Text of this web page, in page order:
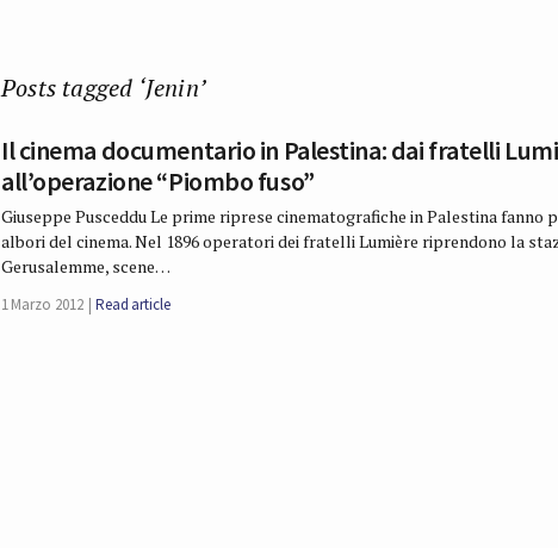
Posts tagged ‘Jenin’
Il cinema documentario in Palestina: dai fratelli
all’operazione “Piombo fuso”
Giuseppe Pusceddu Le prime riprese cinematografiche in Palestina fanno
albori del cinema. Nel 1896 operatori dei fratelli Lumière riprendono la
Gerusalemme, scene…
1 Marzo 2012 Read article